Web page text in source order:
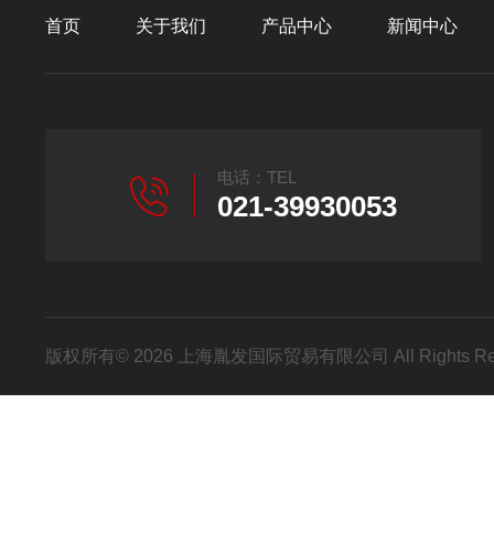
首页 关于我们 产品中心 新闻中心
电话：TEL
021-39930053
版权所有© 2026 上海胤发国际贸易有限公司 All Rights